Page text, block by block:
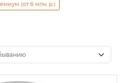
(от 6 млн. р.)